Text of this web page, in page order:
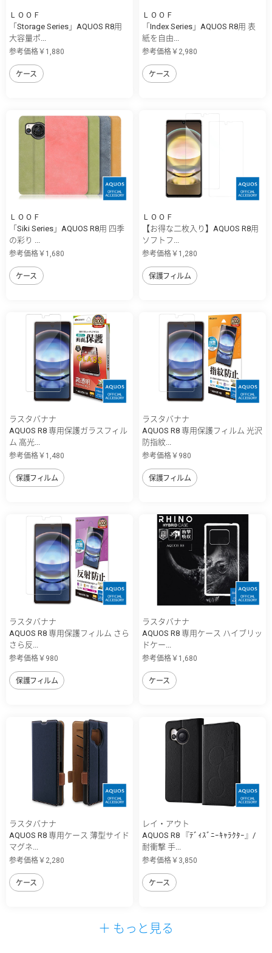
ＬＯＯＦ
「Storage Series」AQUOS R8用
大容量ポ...
参考価格￥1,880
ケース
ＬＯＯＦ
「Index Series」AQUOS R8用 表
紙を自由...
参考価格￥2,980
ケース
ＬＯＯＦ
「Siki Series」AQUOS R8用 四季
の彩り ...
参考価格￥1,680
ケース
ＬＯＯＦ
【お得な二枚入り】AQUOS R8用
ソフトフ...
参考価格￥1,280
保護フィルム
ラスタバナナ
AQUOS R8 専用保護ガラスフィル
ム 高光...
参考価格￥1,480
保護フィルム
ラスタバナナ
AQUOS R8 専用保護フィルム 光沢
防指紋...
参考価格￥980
保護フィルム
ラスタバナナ
AQUOS R8 専用保護フィルム さら
さら反...
参考価格￥980
保護フィルム
ラスタバナナ
AQUOS R8 専用ケース ハイブリッ
ドケー...
参考価格￥1,680
ケース
ラスタバナナ
AQUOS R8 専用ケース 薄型サイド
マグネ...
参考価格￥2,280
ケース
レイ・アウト
AQUOS R8 『ﾃﾞｨｽﾞﾆｰｷｬﾗｸﾀｰ』/
耐衝撃 手...
参考価格￥3,850
ケース
＋ もっと見る